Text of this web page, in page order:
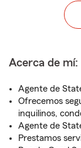
Acerca de mí:
Agente de
Ofrecemos
inquilinos,
Agente de
Prestamos